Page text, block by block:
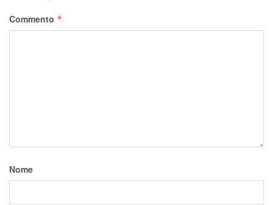
Commento *
Nome